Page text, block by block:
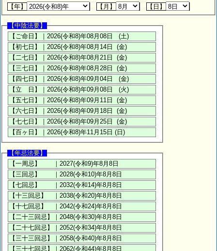
【年】
【月】 【日】
【中陰法要】
【年忌法要】